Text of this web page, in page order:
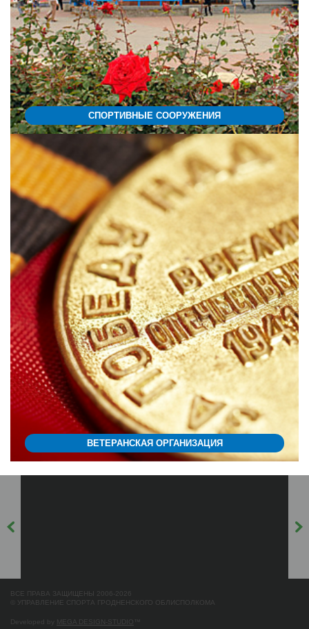
СПОРТИВНЫЕ СООРУЖЕНИЯ
ВЕТЕРАНСКАЯ ОРГАНИЗАЦИЯ
ВСЕ ПРАВА ЗАЩИЩЕНЫ 2006-2026
© УПРАВЛЕНИЕ СПОРТА ГРОДНЕНСКОГО ОБЛИСПОЛКОМА
Developed by MEGA DESIGN-STUDIO ™